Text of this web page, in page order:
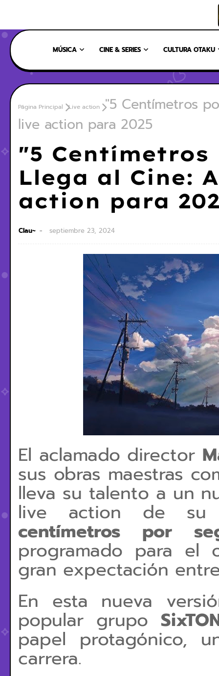
MÚSICA CINE & SERIES CULTURA OTAKU
Página Principal Live action
"5 Centímetros
live action para 2025
"5
Llega al Cine:
action para
Clau~ septiembre 23, 2024
El aclamado director
sus obras maestras
lleva su talento a un
live action de su
centímetros por
programado para el
gran expectación
En esta nueva
popular grupo
papel protagónico,
carrera.